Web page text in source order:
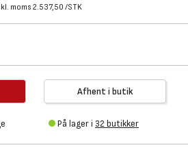
moms 2.537,50 /STK
Afhent i butik
På lager i 32 butikker